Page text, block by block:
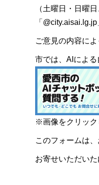
（土曜日・日曜
「
ご意見の内容に
市では、AIによる
※画像をクリック
このフォームは
お寄せいただい